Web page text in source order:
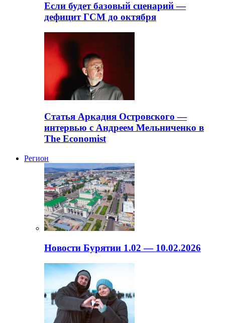
Если будет базовый сценарий —
дефицит ГСМ до октября
Статья Аркадия Островского —
интервью с Андреем Мельниченко в
The Economist
Регион
Новости Бурятии 1.02 — 10.02.2026